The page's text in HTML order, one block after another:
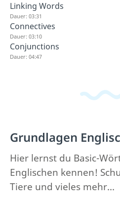
Linking Words
Dauer: 03:31
Connectives
Dauer: 03:10
Conjunctions
Dauer: 04:47
Grundlagen
Hier lernst du Basic-
Englischen kennen!
Tiere und vieles mehr...